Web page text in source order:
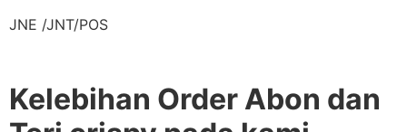
JNE /JNT/POS
Kelebihan Order Abon dan